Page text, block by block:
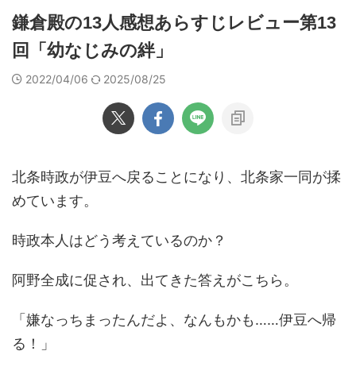
鎌倉殿の13人感想あらすじレビュー第13
回「幼なじみの絆」
2022/04/06 2025/08/25
北条時政が伊豆へ戻ることになり、北条家一同が揉
めています。
時政本人はどう考えているのか？
阿野全成に促され、出てきた答えがこちら。
「嫌なっちまったんだよ、なんもかも……伊豆へ帰
る！」